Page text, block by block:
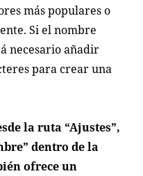
más populares o
Si el nombre
necesario añadir
para crear una
la ruta “Ajustes”,
dentro de la
ofrece un